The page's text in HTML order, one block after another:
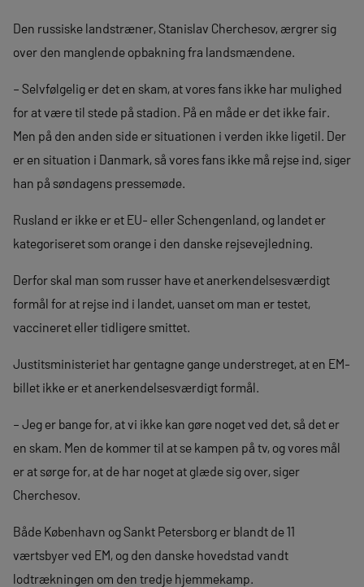
Den russiske landstræner, Stanislav Cherchesov, ærgrer sig
over den manglende opbakning fra landsmændene.
– Selvfølgelig er det en skam, at vores fans ikke har mulighed
for at være til stede på stadion. På en måde er det ikke fair.
Men på den anden side er situationen i verden ikke ligetil. Der
er en situation i Danmark, så vores fans ikke må rejse ind, siger
han på søndagens pressemøde.
Rusland er ikke er et EU- eller Schengenland, og landet er
kategoriseret som orange i den danske rejsevejledning.
Derfor skal man som russer have et anerkendelsesværdigt
formål for at rejse ind i landet, uanset om man er testet,
vaccineret eller tidligere smittet.
Justitsministeriet har gentagne gange understreget, at en EM-
billet ikke er et anerkendelsesværdigt formål.
– Jeg er bange for, at vi ikke kan gøre noget ved det, så det er
en skam. Men de kommer til at se kampen på tv, og vores mål
er at sørge for, at de har noget at glæde sig over, siger
Cherchesov.
Både København og Sankt Petersborg er blandt de 11
værtsbyer ved EM, og den danske hovedstad vandt
lodtrækningen om den tredje hjemmekamp.